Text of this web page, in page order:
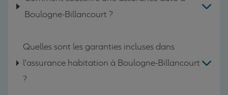
Boulogne-Billancourt ?
Quelles sont les garanties incluses dans
l'assurance habitation à Boulogne-Billancourt
?